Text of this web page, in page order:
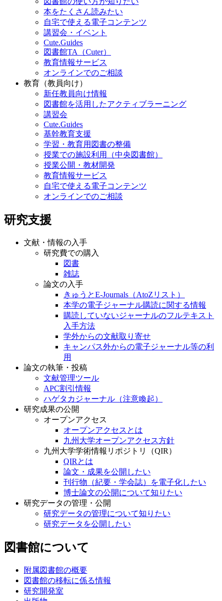
本をたくさん読みたい
自宅で使える電子コンテンツ
講習会・イベント
Cute.Guides
図書館TA（Cuter）
教育情報サービス
オンラインでのご相談
教育（教員向け）
新任教員向け情報
図書館を活用したアクティブラーニング
講習会
Cute.Guides
基幹教育支援
学習・教育用図書の整備
授業での施設利用（中央図書館）
授業公開・教材開発
教育情報サービス
自宅で使える電子コンテンツ
オンラインでのご相談
研究支援
文献・情報の入手
研究費での購入
図書
雑誌
論文の入手
きゅうとE-Journals（AtoZリスト）
本学の電子ジャーナル購読に関する情報
購読していないジャーナルのフルテキスト
入手方法
学外からの文献取り寄せ
キャンパス外からの電子ジャーナル等の利
用
論文の執筆・投稿
文献管理ツール
APC割引情報
ハゲタカジャーナル（注意喚起）
研究成果の公開
オープンアクセス
オープンアクセスとは
九州大学オープンアクセス方針
九州大学学術情報リポジトリ（QIR）
QIRとは
論文・成果を公開したい
刊行物（紀要・学会誌）を電子化したい
博士論文の公開について知りたい
研究データの管理・公開
研究データの管理について知りたい
研究データを公開したい
図書館について
附属図書館の概要
図書館の移転に係る情報
研究開発室